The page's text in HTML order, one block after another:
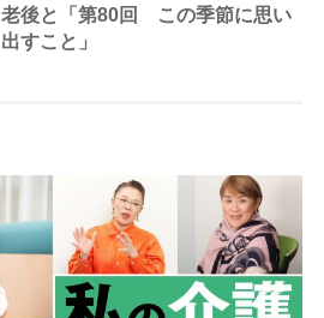
老後と「第80回 この季節に思い
出すこと」